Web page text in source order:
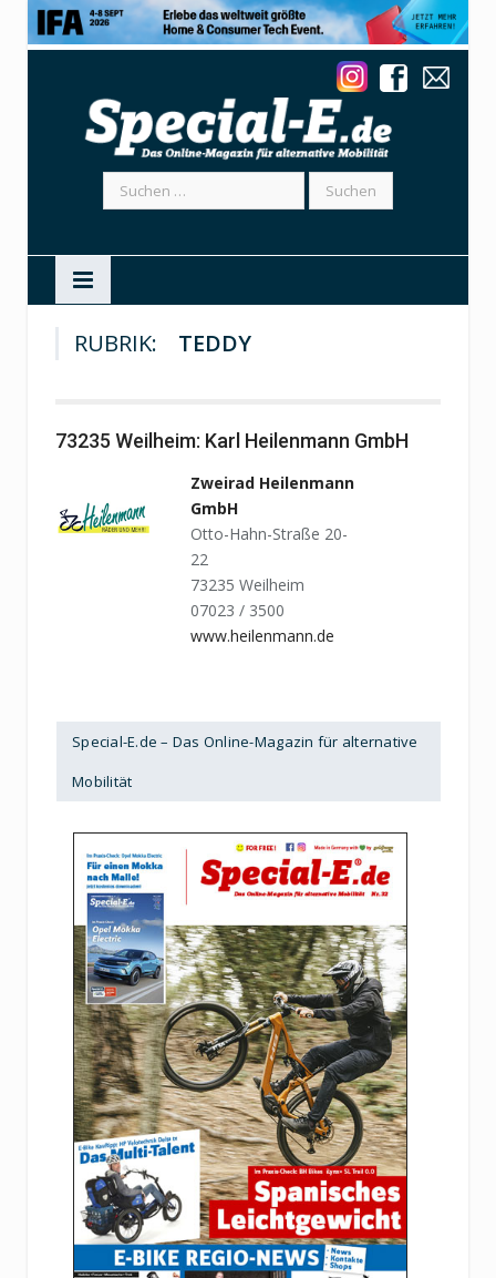
Suchen
nach:
RUBRIK: TEDDY
73235 Weilheim: Karl Heilenmann GmbH
Zweirad Heilenmann
GmbH
Otto-Hahn-Straße 20-
22
73235 Weilheim
07023 / 3500
www.heilenmann.de
Special-E.de – Das Online-Magazin für alternative
Mobilität